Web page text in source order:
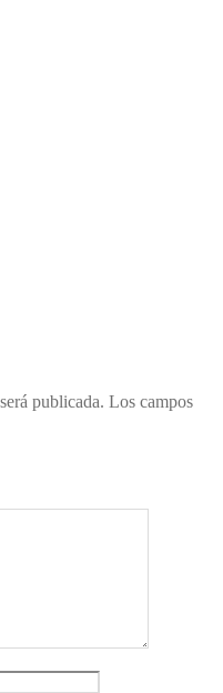
publicada. Los campos